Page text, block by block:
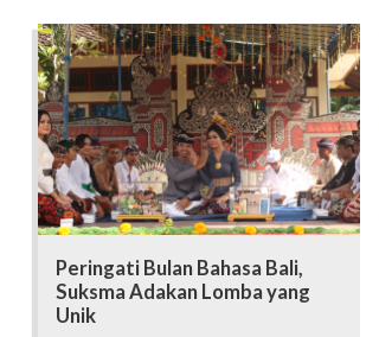
Peringati Bulan Bahasa Bali,
Suksma Adakan Lomba yang
Unik